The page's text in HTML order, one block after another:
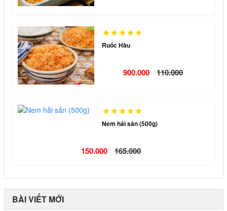
Ruốc Hàu
900.000 110.000
Nem hải sản (500g)
150.000 165.000
BÀI VIẾT MỚI